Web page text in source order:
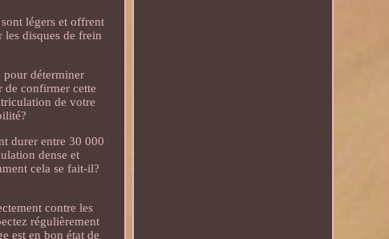
légers et offrent
disques de frein
pour déterminer
de confirmer cette
de votre
durer entre 30 000
dense et
cela se fait-il?
contre les
régulièrement
est en bon état de